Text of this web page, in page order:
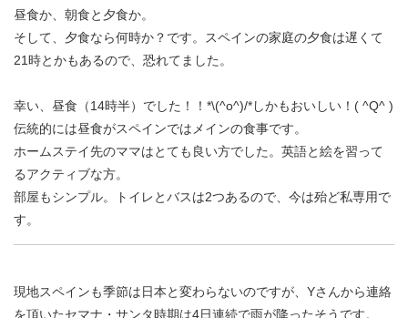
昼食か、朝食と夕食か。
そして、夕食なら何時か？です。スペインの家庭の夕食は遅くて
21時とかもあるので、恐れてました。
幸い、昼食（14時半）でした！！*\(^o^)/*しかもおいしい！( ^Q^ )
伝統的には昼食がスペインではメインの食事です。
ホームステイ先のママはとても良い方でした。英語と絵を習って
るアクティブな方。
部屋もシンプル。トイレとバスは2つあるので、今は殆ど私専用で
す。
現地スペインも季節は日本と変わらないのですが、Yさんから連絡
を頂いたセマナ・サンタ時期は4日連続で雨が降ったそうです。